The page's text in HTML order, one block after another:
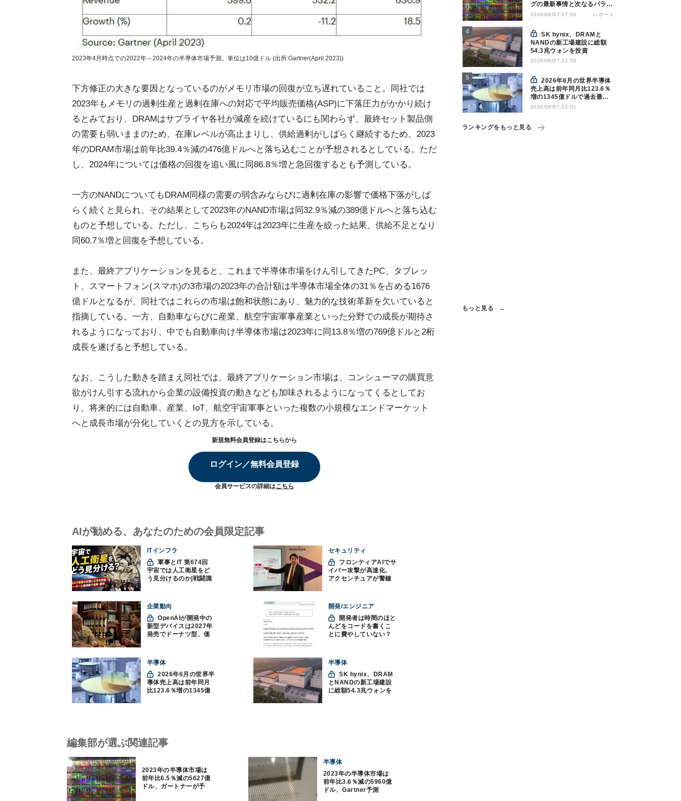
2023年4月時点での2022年～2024年の半導体市場予測。単位は10億ドル (出所:Gartner(April 2023))
下方修正の大きな要因となっているのがメモリ市場の回復が立ち遅れていること。同社では
2023年もメモリの過剰生産と過剰在庫への対応で平均販売価格(ASP)に下落圧力がかかり続け
るとみており、DRAMはサプライヤ各社が減産を続けているにも関わらず、最終セット製品側
の需要も弱いままのため、在庫レベルが高止まりし、供給過剰がしばらく継続するため、2023
年のDRAM市場は前年比39.4％減の476億ドルへと落ち込むことが予想されるとしている。ただ
し、2024年については価格の回復を追い風に同86.8％増と急回復するとも予測している。
一方のNANDについてもDRAM同様の需要の弱含みならびに過剰在庫の影響で価格下落がしば
らく続くと見られ、その結果として2023年のNAND市場は同32.9％減の389億ドルへと落ち込む
ものと予想している。ただし、こちらも2024年は2023年に生産を絞った結果、供給不足となり
同60.7％増と回復を予想している。
また、最終アプリケーションを見ると、これまで半導体市場をけん引してきたPC、タブレッ
ト、スマートフォン(スマホ)の3市場の2023年の合計額は半導体市場全体の31％を占める1676
億ドルとなるが、同社ではこれらの市場は飽和状態にあり、魅力的な技術革新を欠いていると
指摘している。一方、自動車ならびに産業、航空宇宙軍事産業といった分野での成長が期待さ
れるようになっており、中でも自動車向け半導体市場は2023年に同13.8％増の769億ドルと2桁
成長を遂げると予想している。
なお、こうした動きを踏まえ同社では、最終アプリケーション市場は、コンシューマの購買意
欲がけん引する流れから企業の設備投資の動きなども加味されるようになってくるとしてお
り、将来的には自動車、産業、IoT、航空宇宙軍事といった複数の小規模なエンドマーケット
へと成長市場が分化していくとの見方を示している。
新規無料会員登録はこちらから
ログイン／無料会員登録
会員サービスの詳細はこちら
AIが勧める、あなたのための会員限定記事
ITインフラ
軍事とIT 第674回
宇宙では人工衛星をど
う見分けるのか|戦闘識
セキュリティ
イバー攻撃が高速化、
アクセンチュアが警鐘
企業動向
OpenAIが開発中の
新型デバイスは2027年
発売でドーナツ型、価
開発/エンジニア
んどをコードを書くこ
とに費やしていない？
つの神話への賛否
半導体
2026年6月の世界半
導体売上高は前年同月
比123.6％増の1345億
半導体
SK hynix、DRAM
とNANDの新工場建設
に総額54.3兆ウォンを
グの最新事情と次なるパラダ
イムシフト
2026/08/07 07:00 レポート
SK hynix、DRAMと
NANDの新工場建設に総額
54.3兆ウォンを投資
2026/08/07 22:53
2026年6月の世界半導体
売上高は前年同月比123.6％
増の1345億ドルで過去最高
更新 SIA調べ
2026/08/07 21:01
ランキングをもっと見る
もっと見る
編集部が選ぶ関連記事
2023年の半導体市場は
前年比6.5％減の5627億
ドル、ガートナーが予
半導体
2023年の半導体市場は
前年比3.6％減の5960億
ドル、Gartner予測